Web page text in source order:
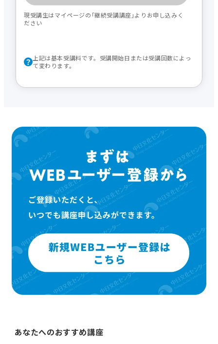
現受講生はマイページの｢継続受講講座｣よりお申し込みく
ださい
上記は基本受講料です。受講開始日または受講回数によっ
て変わります。
あなたへのおすすめ講座